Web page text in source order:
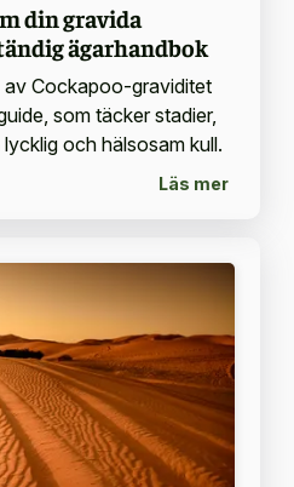
din gravida
ägarhandbok
Cockapoo-graviditet
som täcker stadier,
och hälsosam kull.
Läs mer